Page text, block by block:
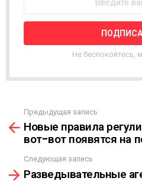
Т
Н
Я
С
Ы
Л
К
А
Не беспокойтесь,
м
Предыдущая запись
Новые правила
вот-вот появятся на
Следующая запись
Разведывательные